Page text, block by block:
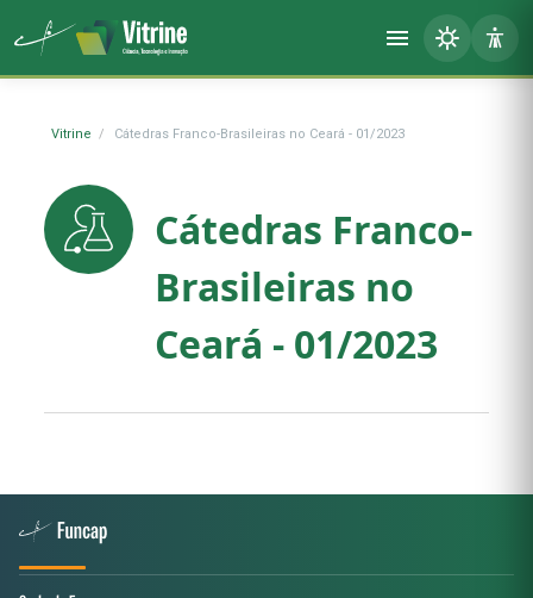
Vitrine Cátedras Franco-Brasileiras no Ceará - 01/2023
Cátedras Franco-
Brasileiras no
Ceará - 01/2023